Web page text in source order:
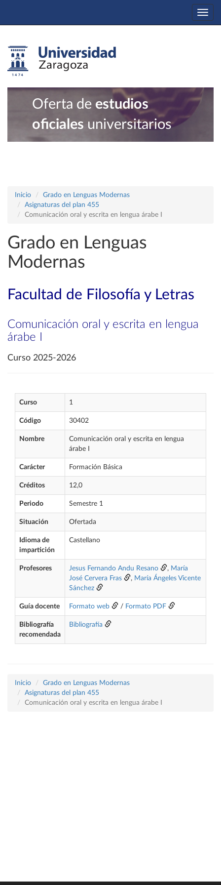
Oferta de estudios
oficiales universitarios
Inicio
Grado en Lenguas Modernas
Asignaturas del plan 455
Comunicación oral y escrita en lengua árabe I
Grado en Lenguas
Modernas
Facultad de Filosofía y Letras
Comunicación oral y escrita en lengua
árabe I
Curso 2025-2026
Curso 1
Código 30402
Nombre
Comunicación oral y escrita en lengua
árabe I
Carácter Formación Básica
Créditos 12,0
Periodo Semestre 1
Situación Ofertada
Idioma de
impartición
Castellano
Profesores Jesus Fernando Andu Resano , María
José Cervera Fras
, María Ángeles Vicente
Sánchez
Guía docente Formato web / Formato PDF
Bibliografía
recomendada
Bibliografía
Inicio
Grado en Lenguas Modernas
Asignaturas del plan 455
Comunicación oral y escrita en lengua árabe I